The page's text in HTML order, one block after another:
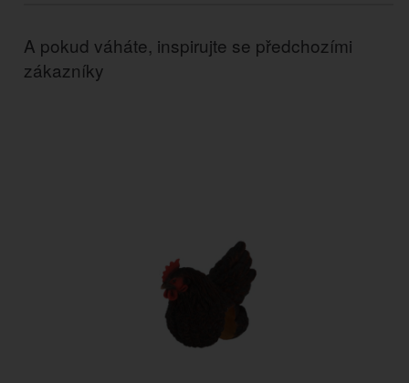
A pokud váháte, inspirujte se předchozími
zákazníky